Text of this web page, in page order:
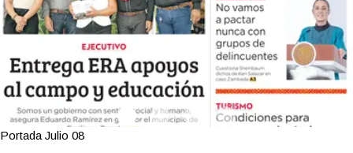
Portada Julio 08